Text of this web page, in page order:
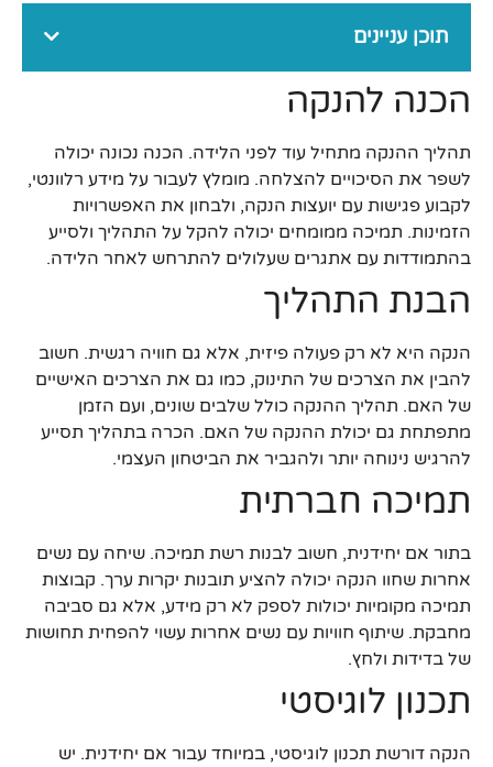
תוכן עניינים
הכנה להנקה
תהליך ההנקה מתחיל עוד לפני הלידה. הכנה נכונה יכולה
לשפר את הסיכויים להצלחה. מומלץ לעבור על מידע רלוונטי,
לקבוע פגישות עם יועצות הנקה, ולבחון את האפשרויות
הזמינות. תמיכה ממומחים יכולה להקל על התהליך ולסייע
בהתמודדות עם אתגרים שעלולים להתרחש לאחר הלידה.
הבנת התהליך
הנקה היא לא רק פעולה פיזית, אלא גם חוויה רגשית. חשוב
להבין את הצרכים של התינוק, כמו גם את הצרכים האישיים
של האם. תהליך ההנקה כולל שלבים שונים, ועם הזמן
מתפתחת גם יכולת ההנקה של האם. הכרה בתהליך תסייע
להרגיש נינוחה יותר ולהגביר את הביטחון העצמי.
תמיכה חברתית
בתור אם יחידנית, חשוב לבנות רשת תמיכה. שיחה עם נשים
אחרות שחוו הנקה יכולה להציע תובנות יקרות ערך. קבוצות
תמיכה מקומיות יכולות לספק לא רק מידע, אלא גם סביבה
מחבקת. שיתוף חוויות עם נשים אחרות עשוי להפחית תחושות
של בדידות ולחץ.
תכנון לוגיסטי
הנקה דורשת תכנון לוגיסטי, במיוחד עבור אם יחידנית. יש